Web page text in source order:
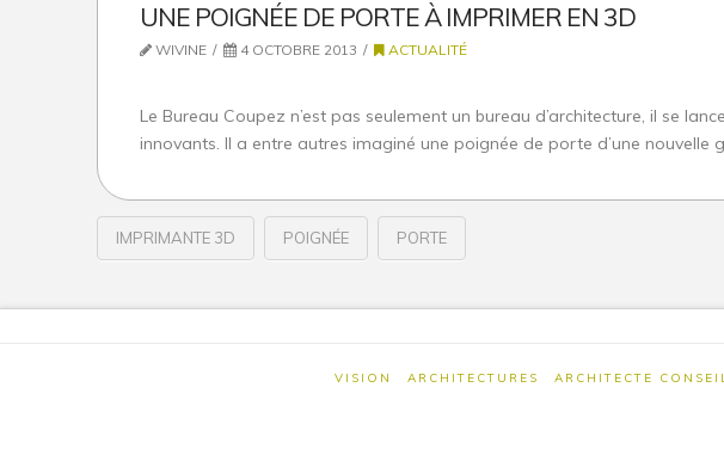
UNE POIGNÉE DE PORTE À IMPRIMER EN 3D
WIVINE 4 OCTOBRE 2013 ACTUALITÉ
Le Bureau Coupez n’est pas seulement un bureau d’architecture, il se
innovants. Il a entre autres imaginé une poignée de porte d’une
IMPRIMANTE 3D POIGNÉE PORTE
POIGNÉE
VISION ARCHITECTURES ARCHITECTE CONSEIL